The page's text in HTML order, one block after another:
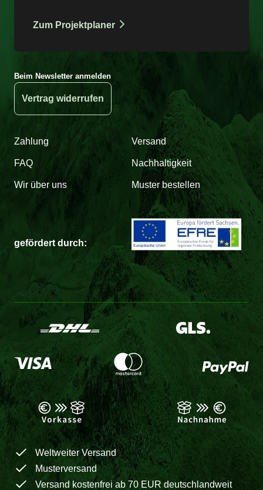
Zum Projektplaner
Beim Newsletter anmelden
Vertrag widerrufen
Zahlung Versand
FAQ Nachhaltigkeit
Wir über uns Muster bestellen
gefördert durch:
Weltweiter Versand
Musterversand
Versand kostenfrei ab 70 EUR deutschlandweit